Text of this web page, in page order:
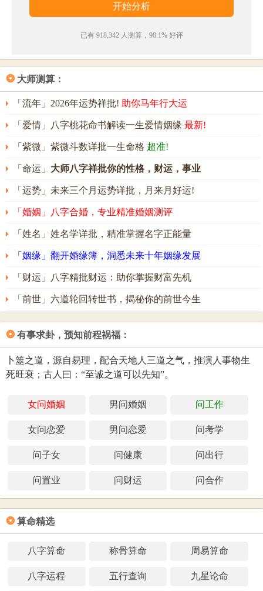
已有 918,342 人测算，98.1% 好评
❂ 大师测算：
「流年」2026年运势祥批! 助你马年行大运
「爱情」八字桃花命书解读一生爱情姻缘 最新!
「紫微」紫微斗数详批一生命格 超准!
「命运」 大师八字祥批你的性格，财运，事业
「运势」未来三个月运势详批，月来月好运!
「婚姻」八字合婚，专业精准婚姻测评
「姓名」姓名学详批，精准掌握名字正能量
「姻缘」翻开婚缘簿，洞悉未来十年姻缘发展
「财运」八字精批财运：助你掌握财富先机
「前世」六道轮回转世书，揭秘你的前世今生
❂ 有事求卦，预知前程祸福：
卜筮之道，源自易理，配合天地人三道之气，推演人事物生
死旺衰；古人曰：“至诚之道可以先知”。
女问婚姻 男问婚姻 问工作
女问恋爱 男问恋爱 问考学
问子女 问健康 问出行
问置业 问财运 问合作
❂ 算命精选
八字算命 称骨算命 周易算命
八字运程 五行查询 九星论命